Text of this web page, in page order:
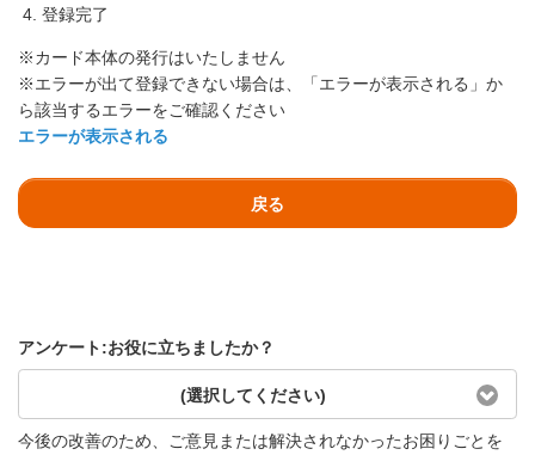
登録完了
※カード本体の発行はいたしません
※エラーが出て登録できない場合は、「エラーが表示される」か
ら該当するエラーをご確認ください
エラーが表示される
戻る
アンケート:お役に立ちましたか？
(選択してください)
今後の改善のため、ご意見または解決されなかったお困りごとを